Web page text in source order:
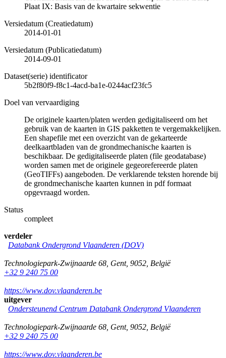
Plaat IX: Basis van de kwartaire sekwentie
Versiedatum (Creatiedatum)
2014-01-01
Versiedatum (Publicatiedatum)
2014-09-01
Dataset(serie) identificator
5b2f80f9-f8c1-4acd-ba1e-0244acf23fc5
Doel van vervaardiging
De originele kaarten/platen werden gedigitaliseerd om het
gebruik van de kaarten in GIS pakketten te vergemakkelijken.
Een shapefile met een overzicht van de gekarteerde
deelkaartbladen van de grondmechanische kaarten is
beschikbaar. De gedigitaliseerde platen (file geodatabase)
worden samen met de originele gegeorefereerde platen
(GeoTIFFs) aangeboden. De verklarende teksten horende bij
de grondmechanische kaarten kunnen in pdf formaat
opgevraagd worden.
Status
compleet
verdeler
Databank Ondergrond Vlaanderen (DOV)
Technologiepark-Zwijnaarde 68 Gent, 9052 België
+32 9 240 75 00
https://www.dov.vlaanderen.be
uitgever
Ondersteunend Centrum Databank Ondergrond Vlaanderen
Technologiepark-Zwijnaarde 68 Gent, 9052 België
+32 9 240 75 00
https://www.dov.vlaanderen.be